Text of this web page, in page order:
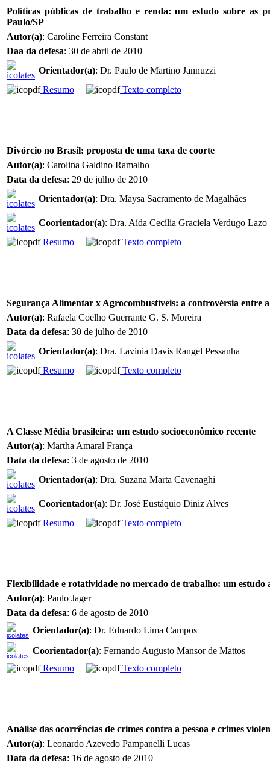
Políticas públicas de trabalho e renda: um estudo sobre as
Paulo/SP
Autor(a): Caroline Ferreira Constant
Daa da defesa: 30 de abril de 2010
Orientador(a): Dr. Paulo de Martino Jannuzzi
Resumo
Texto completo
Divórcio no Brasil: proposta de uma taxa de coorte
Autor(a): Carolina Galdino Ramalho
Data da defesa: 29 de julho de 2010
Orientador(a): Dra. Maysa Sacramento de Magalhães
Coorientador(a): Dra. Aída Cecília Graciela Verdugo Lazo
Resumo
Texto completo
Segurança Alimentar x Agrocombustíveis: a controvérsia entre
Autor(a): Rafaela Coelho Guerrante G. S. Moreira
Data da defesa: 30 de julho de 2010
Orientador(a): Dra. Lavinia Davis Rangel Pessanha
Resumo
Texto completo
A Classe Média brasileira: um estudo socioeconômico recente
Autor(a): Martha Amaral França
Data da defesa: 3 de agosto de 2010
Orientador(a): Dra. Suzana Marta Cavenaghi
Coorientador(a): Dr. José Eustáquio Diniz Alves
Resumo
Texto completo
Flexibilidade e rotatividade no mercado de trabalho: um estudo
Autor(a): Paulo Jager
Data da defesa: 6 de agosto de 2010
Orientador(a): Dr. Eduardo Lima Campos
Coorientador(a): Fernando Augusto Mansor de Mattos
Resumo
Texto completo
Análise das ocorrências de crimes contra a pessoa e crimes
Autor(a): Leonardo Azevedo Pampanelli Lucas
Data da defesa: 16 de agosto de 2010